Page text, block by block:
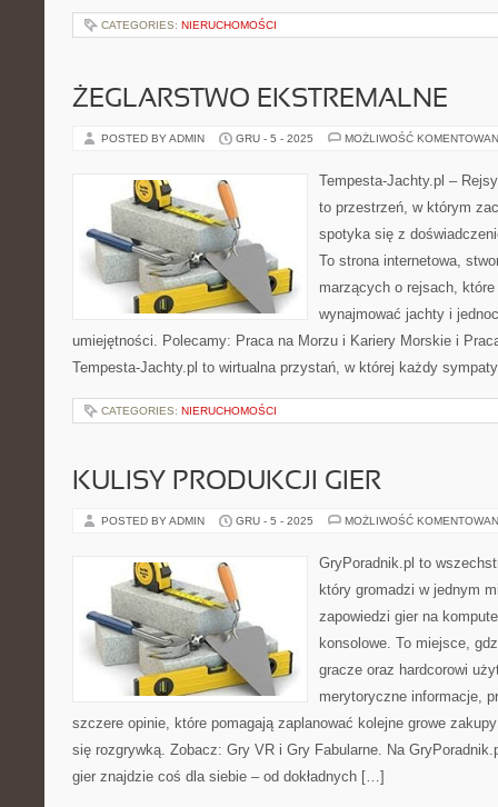
CATEGORIES: NIERUCHOMOŚCI
ŻEGLARSTWO EKSTREMALNE
POSTED BY ADMIN GRU - 5 - 2025 MOŻLIWOŚĆ
Tempesta-Jachty.pl –
to przestrzeń, w którym
spotyka się z
To strona internetowa,
marzących o rejsach,
wynajmować jachty i
umiejętności. Polecamy: Praca na Morzu i Kariery Morskie i
Tempesta-Jachty.pl to wirtualna przystań, w której każdy
CATEGORIES: NIERUCHOMOŚCI
KULISY PRODUKCJI GIER
POSTED BY ADMIN GRU - 5 - 2025 MOŻLIWOŚĆ
GryPoradnik.pl to
który gromadzi w jednym
zapowiedzi gier na
konsolowe. To miejsce,
gracze oraz hardcorowi
merytoryczne informacje,
szczere opinie, które pomagają zaplanować kolejne growe
się rozgrywką. Zobacz: Gry VR i Gry Fabularne. Na
gier znajdzie coś dla siebie – od dokładnych […]